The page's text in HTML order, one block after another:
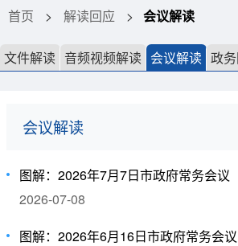
首页 > 解读回应 > 会议解读
文件解读 音频视频解读 会议解读 政
会议解读
图解：2026年7月7日市政府常务会议
2026-07-08
图解：2026年6月16日市政府常务会议